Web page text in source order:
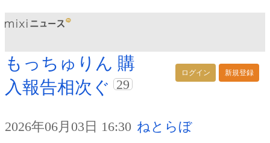
ログイン 新規登録
もっちゅりん 購
入報告相次ぐ 29
2026年06月03日 16:30 ねとらぼ